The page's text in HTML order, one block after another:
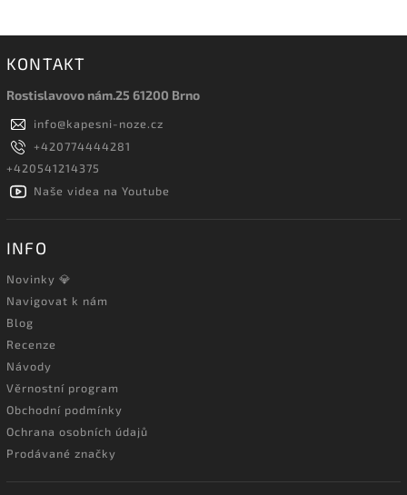
KONTAKT
Rostislavovo nám.25 61200 Brno
info@kapesni-noze.cz
+420774444281
+420541214375
Naše videa na Youtube
INFO
Novinky 💎
Navigovat k nám
Blog
Recenze
Návody
Věrnostní program
Obchodní podmínky
Ochrana osobních údajů
Prodávané značky